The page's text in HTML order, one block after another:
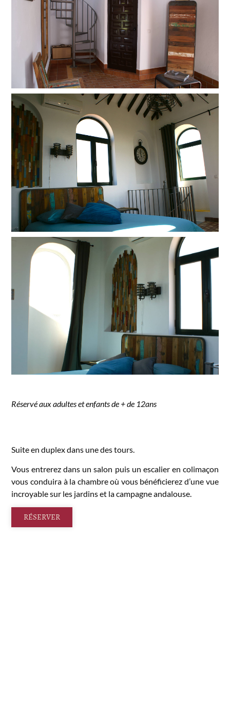
Suite en duplex dans une des tours.
Vous entrerez dans un salon puis un escalier en colimaçon
vous conduira à la chambre où vous bénéficierez d’une vue
incroyable sur les jardins et la campagne andalouse.
RÉSERVER
Réservé aux adultes et enfants de + de 12ans